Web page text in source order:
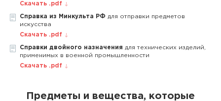
Скачать .pdf
Справка из Минкульта РФ для отправки предметов
искусства
Скачать .pdf
Справки двойного назначения для технических изделий,
применимых в военной промышленности
Скачать .pdf
Предметы и вещества, которые